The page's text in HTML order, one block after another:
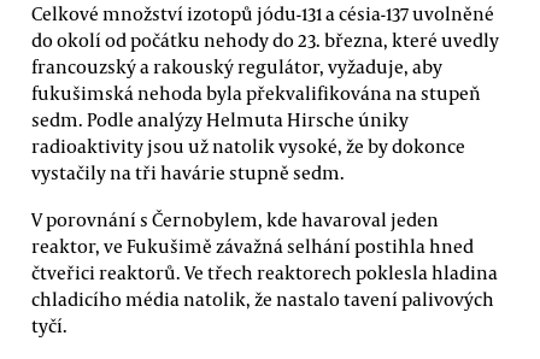
Celkové množství izotopů jódu-131 a césia-137 uvolněné
do okolí od počátku nehody do 23. března, které uvedly
francouzský a rakouský regulátor, vyžaduje, aby
fukušimská nehoda byla překvalifikována na stupeň
sedm. Podle analýzy Helmuta Hirsche úniky
radioaktivity jsou už natolik vysoké, že by dokonce
vystačily na tři havárie stupně sedm.
V porovnání s Černobylem, kde havaroval jeden
reaktor, ve Fukušimě závažná selhání postihla hned
čtveřici reaktorů. Ve třech reaktorech poklesla hladina
chladicího média natolik, že nastalo tavení palivových
tyčí.